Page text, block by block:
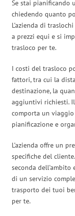
Se stai pianificando
chiedendo quanto
L’azienda di
a prezzi equi e si
trasloco per te.
I costi del trasloco
fattori, tra cui la
destinazione, la
aggiuntivi richiesti. Il
comporta un
pianificazione e
L’azienda offre un
specifiche del
seconda dell’ambito
di un servizio
trasporto dei tuoi
per te.